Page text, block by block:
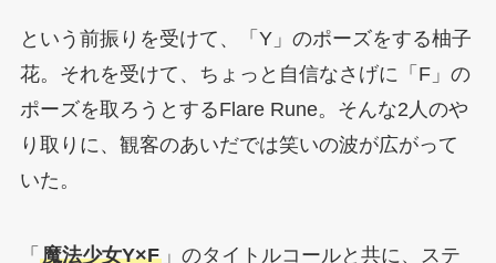
という前振りを受けて、「Y」のポーズをする柚子
花。それを受けて、ちょっと自信なさげに「F」の
ポーズを取ろうとするFlare Rune。そんな2人のや
り取りに、観客のあいだでは笑いの波が広がって
いた。
「 魔法少女Y×F」のタイトルコールと共に、ステ